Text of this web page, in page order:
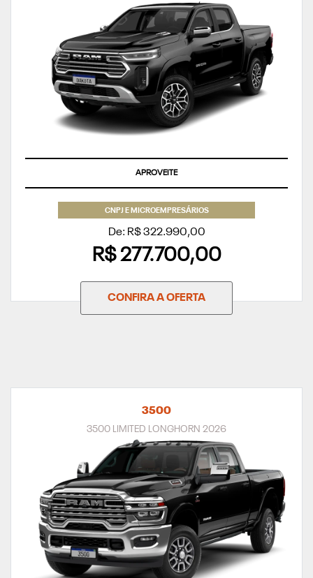
APROVEITE
CNPJ E MICROEMPRESÁRIOS
De: R$ 322.990,00
R$ 277.700,00
CONFIRA A OFERTA
3500
3500 LIMITED LONGHORN 2026